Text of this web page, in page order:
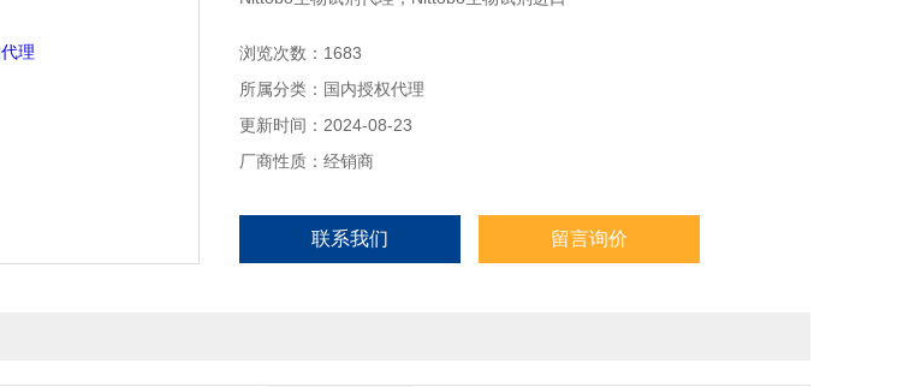
浏览次数：1683
所属分类：国内授权代理
更新时间：2024-08-23
厂商性质：经销商
联系我们 留言询价